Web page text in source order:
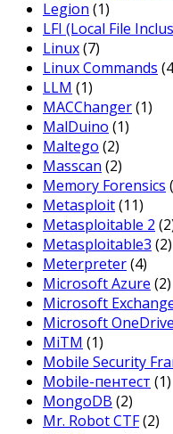
Legion (1)
LFI (Local File
Linux(7)
Linux Commands
LLM (1)
MACChanger(1)
MalDuino (1)
Maltego (2)
Masscan (2)
Memory Forensics
Metasploit(11)
Metasploitable 2
Metasploitable3 (2)
Meterpreter(4)
Microsoft Azure (2)
Microsoft
Microsoft OneDrive
MiTM (1)
Mobile Security
Mobile-пентест (1)
MongoDB (2)
Mr. Robot CTF(2)